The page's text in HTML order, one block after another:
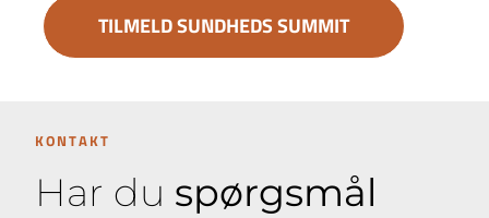
TILMELD SUNDHEDS SUMMIT
KONTAKT
Har du spørgsmål